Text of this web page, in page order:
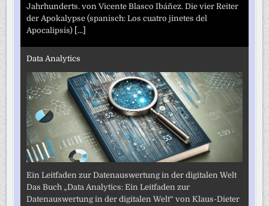
Jahrhunderts. von Vicente Blasco Ibáñez. Die vier Reiter
der Apokalypse (spanisch: Los cuatro jinetes del
Apocalipsis) [...]
Data Analytics
Ein Leitfaden zur Datenauswertung in der digitalen Welt
Das Buch „Data Analytics: Ein Leitfaden zur
Datenauswertung in der digitalen Welt“ von Klaus-Dieter